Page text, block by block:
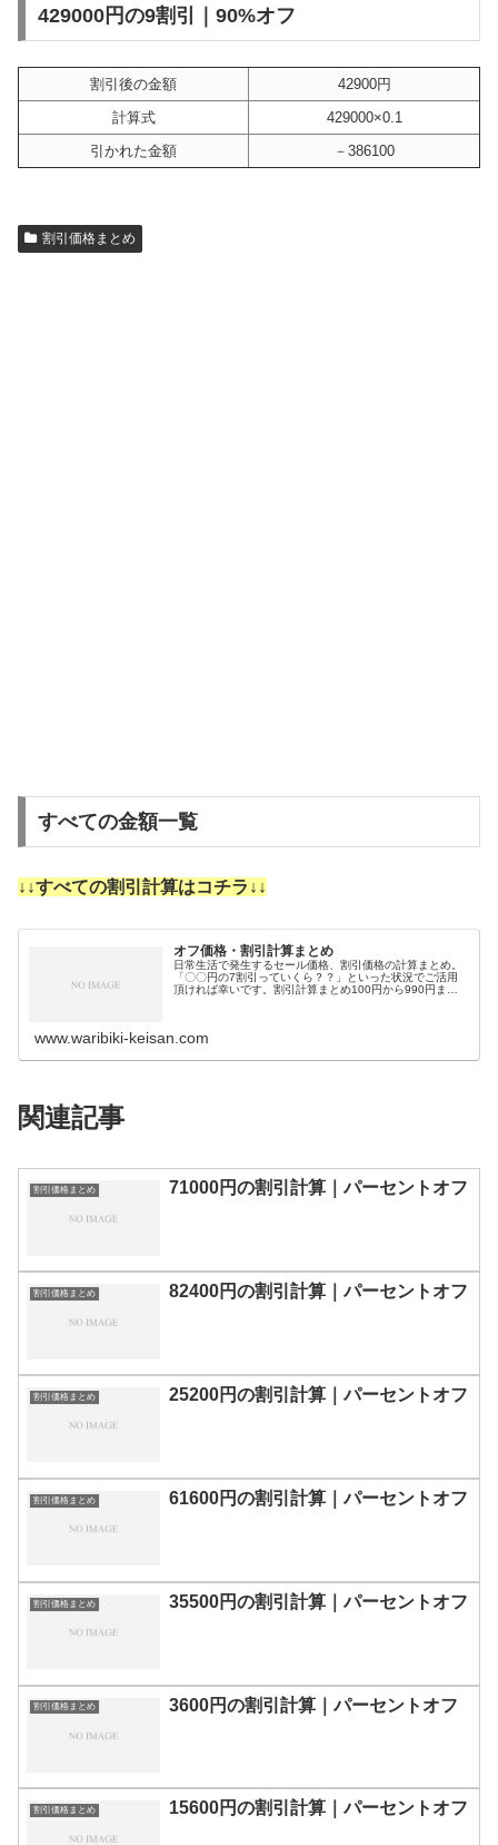
429000円の9割引｜90%オフ
割引後の金額
42900円
計算式
429000×0.1
引かれた金額
－386100
割引価格まとめ
すべての金額一覧
↓↓すべての割引計算はコチラ↓↓
オフ価格・割引計算まとめ
日常生活で発生するセール価格、割引価格の計算まとめ。
「〇〇円の7割引っていくら？？」といった状況でご活用
頂ければ幸いです。割引計算まとめ100円から990円まで
www.waribiki-keisan.com
関連記事
割引価格まとめ 71000円の割引計算｜パーセントオフ
割引価格まとめ 82400円の割引計算｜パーセントオフ
割引価格まとめ 25200円の割引計算｜パーセントオフ
割引価格まとめ 61600円の割引計算｜パーセントオフ
割引価格まとめ 35500円の割引計算｜パーセントオフ
割引価格まとめ 3600円の割引計算｜パーセントオフ
割引価格まとめ 15600円の割引計算｜パーセントオフ